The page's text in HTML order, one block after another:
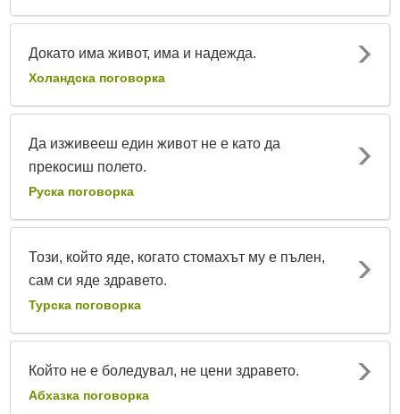
Докато има живот, има и надежда.
Холандска поговорка
Да изживееш един живот не е като да
прекосиш полето.
Руска поговорка
Този, който яде, когато стомахът му е пълен,
сам си яде здравето.
Турска поговорка
Който не е боледувал, не цени здравето.
Абхазка поговорка